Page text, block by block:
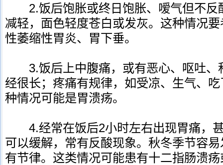
2.饭后饱胀或终日饱胀、嗳气但不反
减轻，面色轻度苍白或发灰。这种情况
性萎缩性胃炎、胃下垂。
3.饭后上中腹痛，或有恶心、呕吐、
经很长；疼痛有规律，如受凉、生气、
种情况可能是胃溃疡。
4.经常在饭后2小时左右出现胃痛，
可以缓解，常有反酸现象。秋冬季节容
有节律。这类情况可能患有十二指肠溃